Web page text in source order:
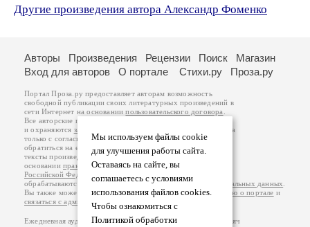
Другие произведения автора Александр Фоменко
Мы используем файлы cookie
для улучшения работы сайта.
Оставаясь на сайте, вы
соглашаетесь с условиями
использования файлов cookies.
Чтобы ознакомиться с
Политикой обработки
Авторы Произведения Рецензии Поиск
Магазин
Вход для авторов
О портале Стихи.ру Проза.ру
Портал Проза.ру предоставляет авторам возможность
свободной публикации своих литературных произведений в
сети Интернет на основаниипользовательского договора
Все авторские права на произведения принадлежат авторам
и охраняются законом
. Перепечатка произведений возможна
только с согласия его автора, к которому вы можете
обратиться на его авторской странице. Ответственность за
тексты произведений авторы несут самостоятельно на
основанииправил публикацииизаконодательства
Российской Федерации
обрабатываются на основанииПолитики обработки персональных данных
Вы также можете посмотреть более подробнуюинформацию о портале и
связаться с администрацией
Ежедневная аудитория портала Проза.ру – порядка 100 тысяч